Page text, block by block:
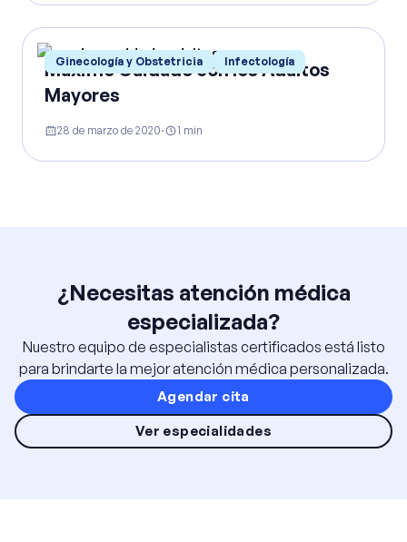
Ginecología y Obstetricia Infectología
Máximo Cuidado con los Adultos
Mayores
28 de marzo de 2020· 1 min
¿Necesitas atención médica
especializada?
Nuestro equipo de especialistas certificados está listo
para brindarte la mejor atención médica personalizada.
Agendar cita
Ver especialidades